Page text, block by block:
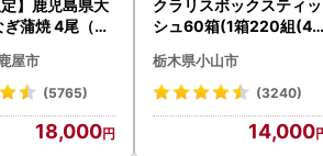
定】鹿児島県大
蒲焼 4尾（60
鰻 魚 惣菜 総
屋市
(5765)
18,000
クラリスボックスティッ
シュ60箱(1箱220組(44
ト)【配送不可地域：離島
・沖縄県】【1256759】
栃木県小山市
(3240)
14,000